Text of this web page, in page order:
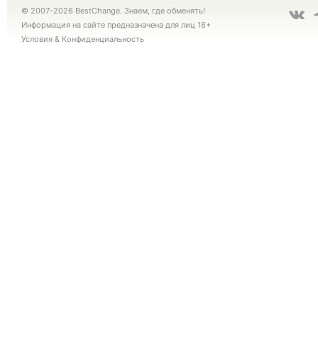
© 2007-2026 BestChange. Знаем, где обменять!
Информация на сайте предназначена для лиц 18+
Условия & Конфиденциальность